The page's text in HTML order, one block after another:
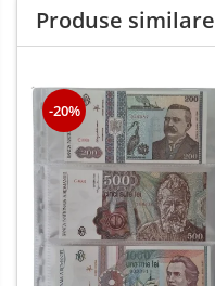
Produse similare
-20%